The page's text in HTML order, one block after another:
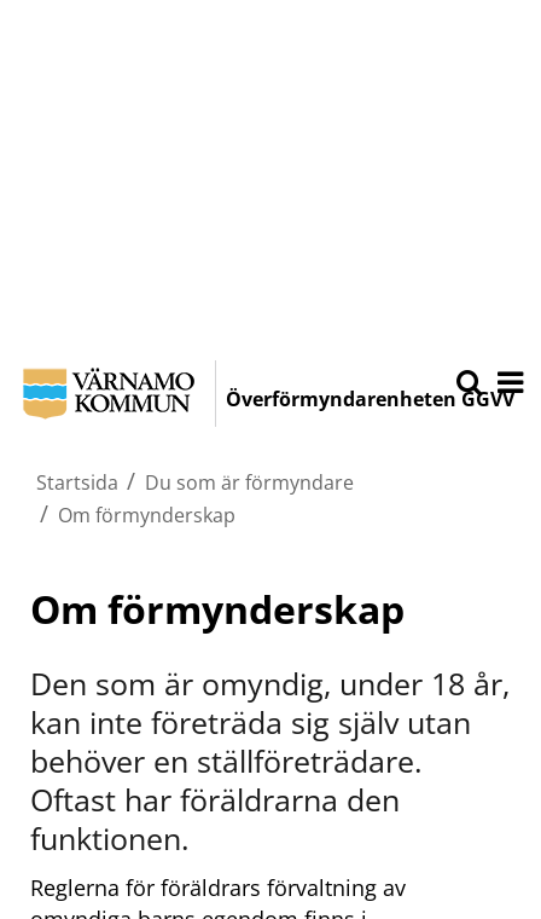
huvudinnehållet
Överförmyndarenheten GGVV
Sök
på
Startsida / Du som är förmyndare
/ Om förmynderskap
Om förmynderskap
Den som är omyndig, under 18 år,
kan inte företräda sig själv utan
behöver en ställföreträdare.
Oftast har föräldrarna den
funktionen.
Reglerna för föräldrars förvaltning av